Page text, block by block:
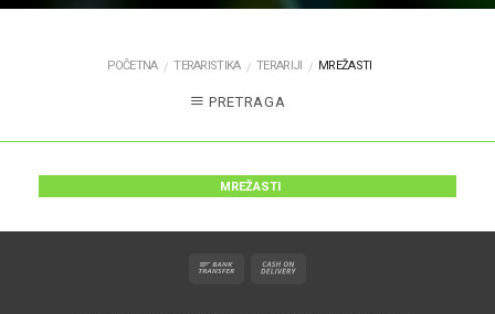
POČETNA / TERARISTIKA / TERARIJI / MREŽASTI
PRETRAGA
MREŽASTI